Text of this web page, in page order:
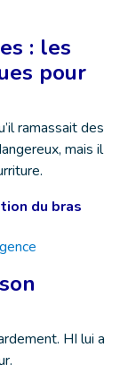
: les
pour
ramassait des
mais il
HI lui a